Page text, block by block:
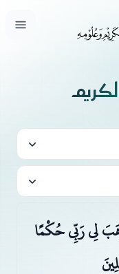
فتح
لِي رَبِّي حُكْمًا